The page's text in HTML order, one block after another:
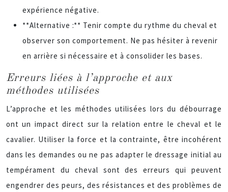
expérience négative.
**Alternative :** Tenir compte du rythme du cheval et
observer son comportement. Ne pas hésiter à revenir
en arrière si nécessaire et à consolider les bases.
Erreurs liées à l’approche et aux
méthodes utilisées
L’approche et les méthodes utilisées lors du débourrage
ont un impact direct sur la relation entre le cheval et le
cavalier. Utiliser la force et la contrainte, être incohérent
dans les demandes ou ne pas adapter le dressage initial au
tempérament du cheval sont des erreurs qui peuvent
engendrer des peurs, des résistances et des problèmes de